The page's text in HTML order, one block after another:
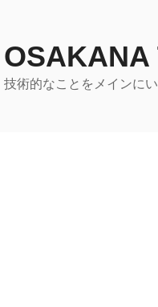
OSAKANA
技術的なことをメインに